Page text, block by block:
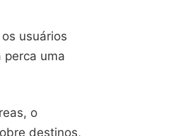
usuários
perca uma
o
destinos,